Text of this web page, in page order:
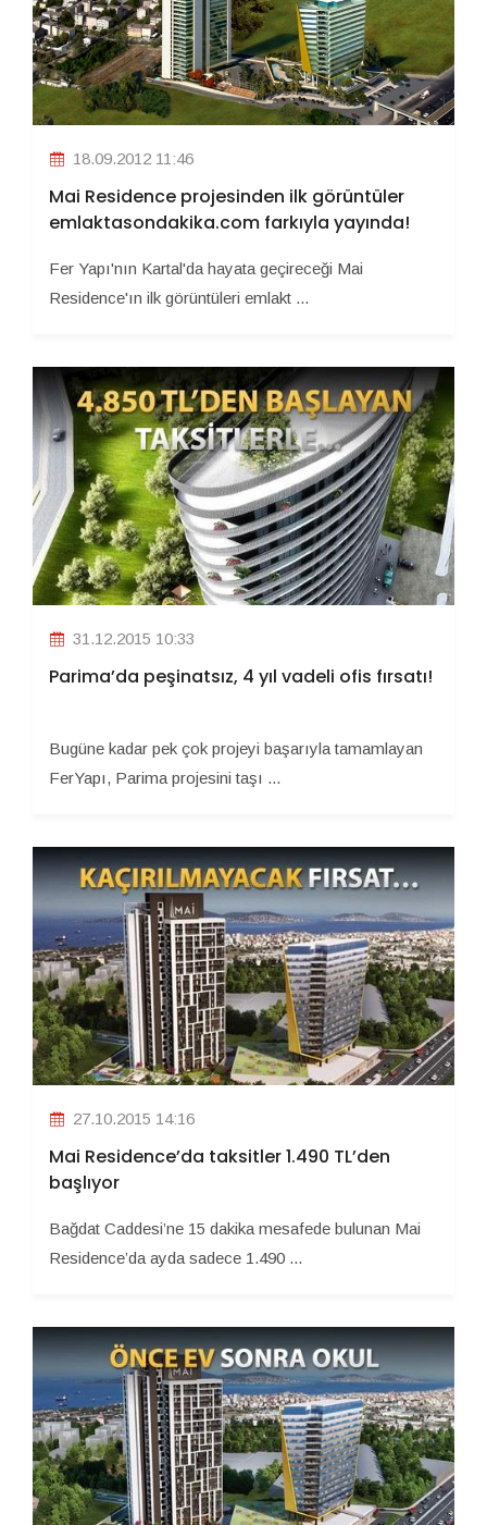
18.09.2012 11:46
Mai Residence projesinden ilk görüntüler
emlaktasondakika.com farkıyla yayında!
Fer Yapı'nın Kartal'da hayata geçireceği Mai
Residence'ın ilk görüntüleri emlakt ...
31.12.2015 10:33
Parima’da peşinatsız, 4 yıl vadeli ofis fırsatı!
Bugüne kadar pek çok projeyi başarıyla tamamlayan
FerYapı, Parima projesini taşı ...
27.10.2015 14:16
Mai Residence’da taksitler 1.490 TL’den
başlıyor
Bağdat Caddesi’ne 15 dakika mesafede bulunan Mai
Residence’da ayda sadece 1.490 ...